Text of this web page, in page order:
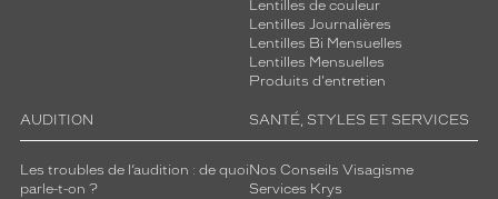
Lentilles de couleur
Lentilles Journalières
Lentilles Bi Mensuelles
Lentilles Mensuelles
Produits d'entretien
AUDITION
Les troubles de l’audition : de quoi
parle-t-on ?
SANTÉ, STYLES ET SERVICES
Nos Conseils Visagisme
Services Krys